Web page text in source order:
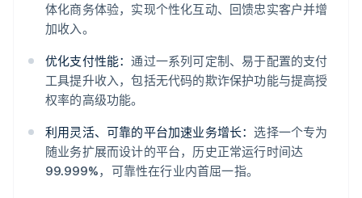
体化商务体验，实现个性化互动、回馈忠实客户并增
加收入。
优化支付性能：通过一系列可定制、易于配置的支付
工具提升收入，包括无代码的欺诈保护功能与提高授
权率的高级功能。
利用灵活、可靠的平台加速业务增长：选择一个专为
随业务扩展而设计的平台，历史正常运行时间达
99.999%，可靠性在行业内首屈一指。
阿联酋
爱尔兰
English
爱沙尼亚
English
奥地利
DeutschEnglish
澳大利亚
English